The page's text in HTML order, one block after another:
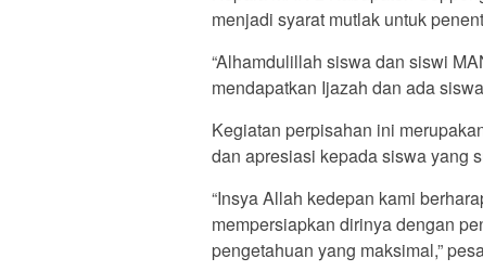
menjadi syarat mutlak untuk
“Alhamdulillah siswa dan siswi
mendapatkan Ijazah dan ada
Kegiatan perpisahan ini
dan apresiasi kepada siswa yang
“Insya Allah kedepan kami
mempersiapkan dirinya dengan
pengetahuan yang maksimal,”